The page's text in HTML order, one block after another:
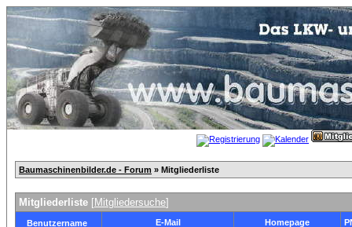
Baumaschinenbilder.de - Forum » Mitgliederliste
Mitgliederliste [Mitgliedersuche]
Benutzername E-Mail Homepage